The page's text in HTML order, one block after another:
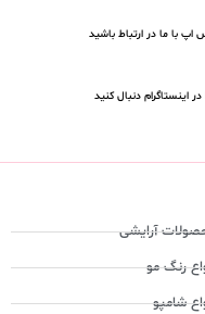
اپ با ما در ارتباط باشید
اینستاگرام دنبال کنید
آرایشی
رنگ مو
شامپو